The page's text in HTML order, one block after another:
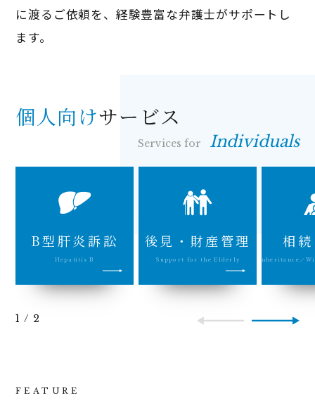
に渡るご依頼を、 経験豊富な弁護士がサポートし
ます。
個人向けサービス
Services for Individuals
1 / 2
B型肝炎訴訟
Hepatitis B
後見・財産管理
Support for the Elderly
相
Inheritance／